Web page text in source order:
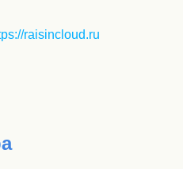
raisincloud.ru